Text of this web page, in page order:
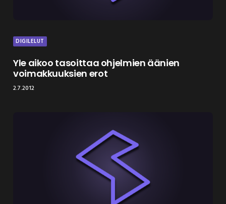
DIGILELUT
Yle aikoo tasoittaa ohjelmien äänien
voimakkuuksien erot
2.7.2012